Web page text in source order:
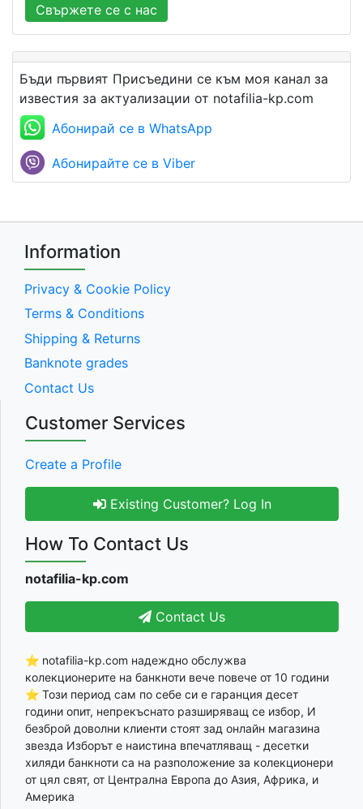
Свържете се с нас
Бъди първият Присъедини се към моя канал за
известия за актуализации от notafilia-kp.com
Абонирай се в WhatsApp
Абонирайте се в Viber
Information
Privacy & Cookie Policy
Terms & Conditions
Shipping & Returns
Banknote grades
Contact Us
Customer Services
Create a Profile
Existing Customer? Log In
How To Contact Us
notafilia-kp.com
Contact Us
⭐ notafilia-kp.com надеждно обслужва
колекционерите на банкноти вече повече от 10 години
⭐ Този период сам по себе си е гаранция десет
години опит, непрекъснато разширяващ се избор, И
безброй доволни клиенти стоят зад онлайн магазина
звезда Изборът е наистина впечатляващ - десетки
хиляди банкноти са на разположение за колекционери
от цял свят, от Централна Европа до Азия, Африка, и
Америка